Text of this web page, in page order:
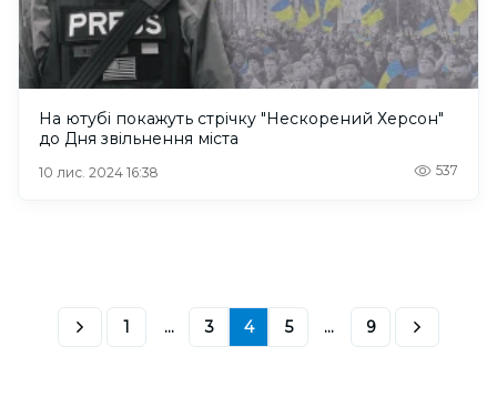
На ютубі покажуть стрічку "Нескорений Херсон"
до Дня звільнення міста
10 лис. 2024 16:38 537
1 ... 3 4 5 ... 9